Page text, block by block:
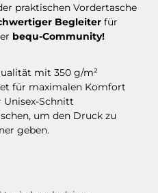
praktischen Vordertasche
Begleiter für
bequ-Community!
mit 350 g/m²
für maximalen Komfort
Unisex-Schnitt
um den Druck zu
geben.